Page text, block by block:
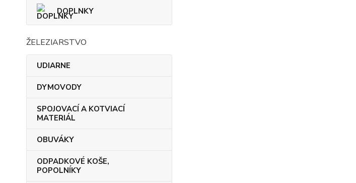
DOPLNKY
ŽELEZIARSTVO
UDIARNE
DYMOVODY
SPOJOVACÍ A KOTVIACÍ
MATERIÁL
OBUVÁKY
ODPADKOVÉ KOŠE,
POPOLNÍKY